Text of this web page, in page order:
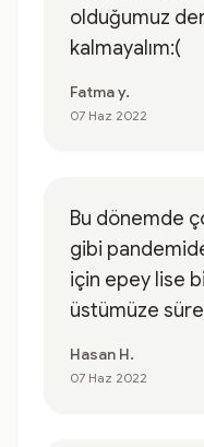
olduğumuz
kalmayalım:(
Fatma y.
07 Haz 2022
Bu dönemde
gibi
için epey lise
üstümüze
Hasan H.
07 Haz 2022